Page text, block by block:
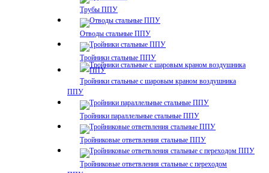
Трубы ППУ
Отводы стальные ППУ
Тройники стальные ППУ
Тройники стальные с шаровым краном воздушника
ППУ
Тройники параллельные стальные ППУ
Тройниковые ответвления стальные ППУ
Тройниковые ответвления стальные с переходом